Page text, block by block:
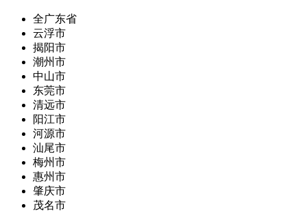
全广东省
云浮市
揭阳市
潮州市
中山市
东莞市
清远市
阳江市
河源市
汕尾市
梅州市
惠州市
肇庆市
茂名市